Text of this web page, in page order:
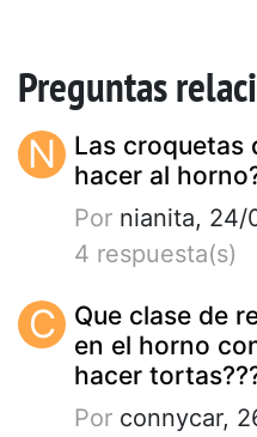
Preguntas
N
Las croquetas
hacer al
Por nianita, 24/
4 respuesta(s)
C
Que clase de
en el horno
hacer
Por connycar,